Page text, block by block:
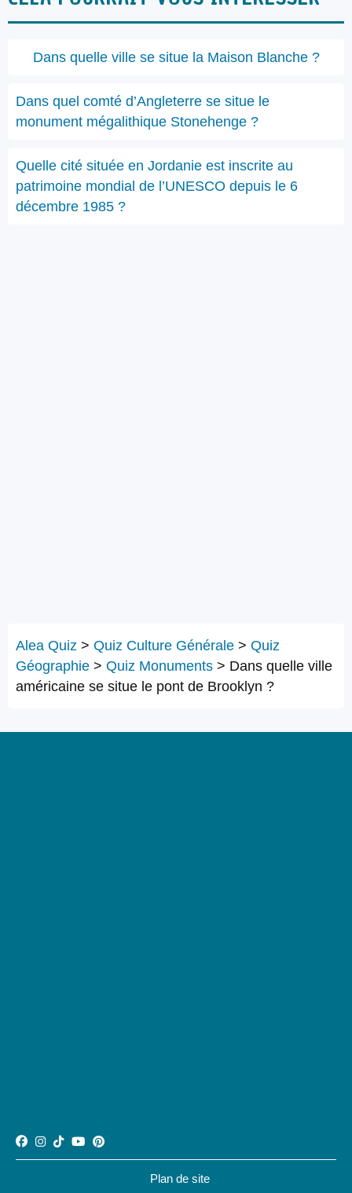
Dans quelle ville se situe la Maison Blanche ?
Dans quel comté d’Angleterre se situe le
monument mégalithique Stonehenge ?
Quelle cité située en Jordanie est inscrite au
patrimoine mondial de l’UNESCO depuis le 6
décembre 1985 ?
Alea Quiz > Quiz Culture Générale > Quiz
Géographie > Quiz Monuments > Dans quelle ville
américaine se situe le pont de Brooklyn ?
Plan de site